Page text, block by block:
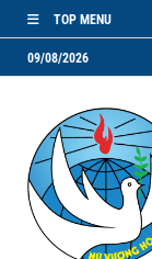
TOP MENU
09/08/2026